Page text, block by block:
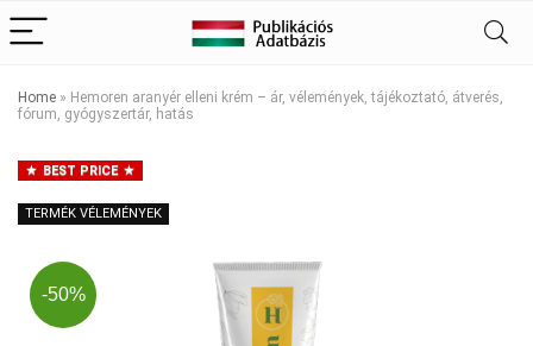
Home » Hemoren aranyér elleni krém – ár, vélemények, tájékoztató, átverés,
fórum, gyógyszertár, hatás
BEST PRICE
TERMÉK VÉLEMÉNYEK
-50%